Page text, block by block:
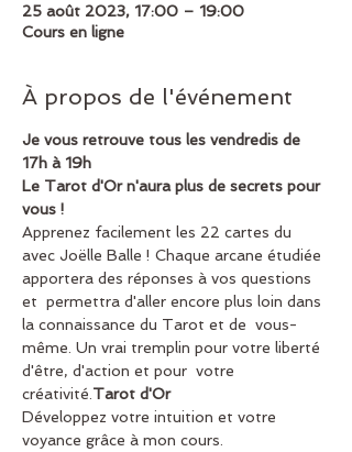
25 août 2023, 17:00 – 19:00
Cours en ligne
À propos de l'événement
Je vous retrouve tous les vendredis de
17h à 19h
Le Tarot d'Or n'aura plus de secrets pour
vous !
Apprenez facilement les 22 cartes du
avec Joëlle Balle ! Chaque arcane étudiée
apportera des réponses à vos questions
et  permettra d'aller encore plus loin dans
la connaissance du Tarot et de  vous-
même. Un vrai tremplin pour votre liberté
d'être, d'action et pour  votre
créativité. Tarot d'Or
Développez votre intuition et votre
voyance grâce à mon cours.